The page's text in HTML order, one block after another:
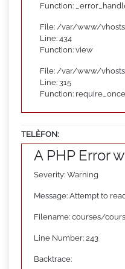
Function:
File: /var/www/
Line: 434
Function: view
File: /var/www/
Line: 315
Function: require_once
TELÈFON:
A PHP Error
Severity: Warning
Message: Attempt to
Filename: courses/
Line Number: 243
Backtrace: